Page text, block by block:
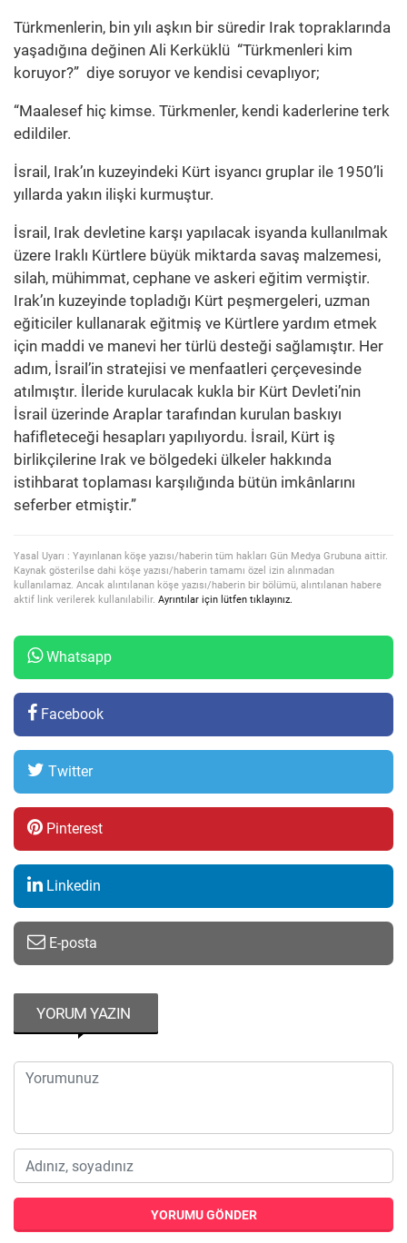
Türkmenlerin, bin yılı aşkın bir süredir Irak topraklarında
yaşadığına değinen Ali Kerküklü “Türkmenleri kim
koruyor?” diye soruyor ve kendisi cevaplıyor;
“Maalesef hiç kimse. Türkmenler, kendi kaderlerine terk
edildiler.
İsrail, Irak’ın kuzeyindeki Kürt isyancı gruplar ile 1950’li
yıllarda yakın ilişki kurmuştur.
İsrail, Irak devletine karşı yapılacak isyanda kullanılmak
üzere Iraklı Kürtlere büyük miktarda savaş malzemesi,
silah, mühimmat, cephane ve askeri eğitim vermiştir.
Irak’ın kuzeyinde topladığı Kürt peşmergeleri, uzman
eğiticiler kullanarak eğitmiş ve Kürtlere yardım etmek
için maddi ve manevi her türlü desteği sağlamıştır. Her
adım, İsrail’in stratejisi ve menfaatleri çerçevesinde
atılmıştır. İleride kurulacak kukla bir Kürt Devleti’nin
İsrail üzerinde Araplar tarafından kurulan baskıyı
hafifleteceği hesapları yapılıyordu. İsrail, Kürt iş
birlikçilerine Irak ve bölgedeki ülkeler hakkında
istihbarat toplaması karşılığında bütün imkânlarını
seferber etmiştir.”
Yasal Uyarı : Yayınlanan köşe yazısı/haberin tüm hakları Gün Medya Grubuna aittir.
Kaynak gösterilse dahi köşe yazısı/haberin tamamı özel izin alınmadan
kullanılamaz. Ancak alıntılanan köşe yazısı/haberin bir bölümü, alıntılanan habere
aktif link verilerek kullanılabilir. Ayrıntılar için lütfen tıklayınız.
Whatsapp
Facebook
Twitter
Pinterest
Linkedin
E-posta
YORUM YAZIN
YORUMU GÖNDER